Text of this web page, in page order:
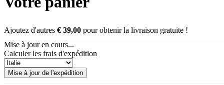
Ajoutez d'autres € 39,00 pour obtenir la livraison gratuite !
Mise à jour en cours...
Calculer les frais d'expédition
Mise à jour de l'expédition